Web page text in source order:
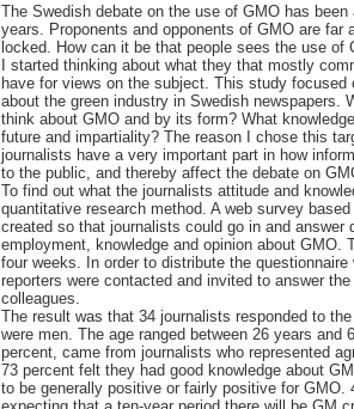
The Swedish debate on the use of GMO has
years. Proponents and opponents of GMO are far
locked. How can it be that people sees the use of
I started thinking about what they that mostly
have for views on the subject. This study focused
about the green industry in Swedish newspapers.
think about GMO and by its form? What
future and impartiality? The reason I chose this
journalists have a very important part in how
to the public, and thereby affect the debate on
To find out what the journalists attitude and
quantitative research method. A web survey
created so that journalists could go in and answer
employment, knowledge and opinion about GMO.
four weeks. In order to distribute the
reporters were contacted and invited to answer
colleagues.
The result was that 34 journalists responded to
were men. The age ranged between 26 years and
percent, came from journalists who represented
73 percent felt they had good knowledge about
to be generally positive or fairly positive for GMO.